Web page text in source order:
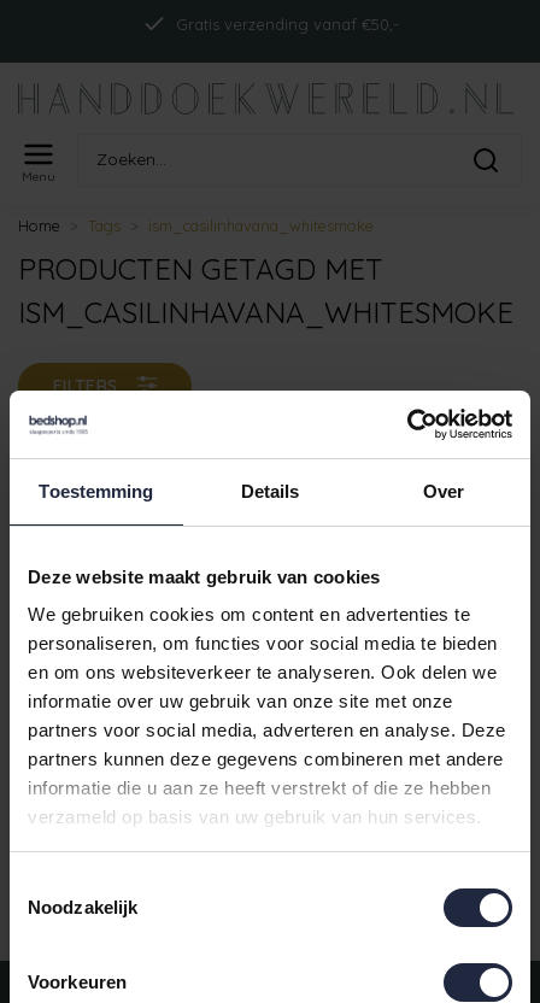
Toestemming Details Over
Deze website maakt gebruik van cookies
We gebruiken cookies om content en advertenties te
personaliseren, om functies voor social media te bieden
en om ons websiteverkeer te analyseren. Ook delen we
informatie over uw gebruik van onze site met onze
partners voor social media, adverteren en analyse. Deze
partners kunnen deze gegevens combineren met andere
informatie die u aan ze heeft verstrekt of die ze hebben
verzameld op basis van uw gebruik van hun services.
Noodzakelijk
Voorkeuren
Gratis verzending vanaf €50,-
Menu
Home Tags ism_casilinhavana_whitesmoke
PRODUCTEN GETAGD MET
ISM_CASILINHAVANA_WHITESMOKE
FILTERS
Casilin Havana Badmat
White Smoke 70x110
€85,95
Meld je aan voor onze nieuwsbrief!